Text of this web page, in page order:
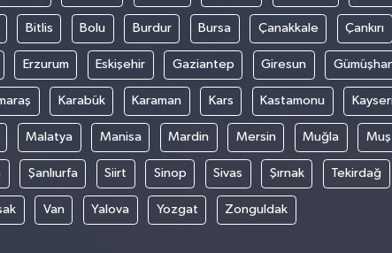
Bitlis Bolu Burdur Bursa Çanakkale Çankırı
Erzurum Eskişehir Gaziantep Giresun
Karabük Karaman Kars Kastamonu
Malatya Manisa Mardin Mersin Muğla Muş
Şanlıurfa Siirt Sinop Sivas Şırnak Tekirdağ
Van Yalova Yozgat Zonguldak